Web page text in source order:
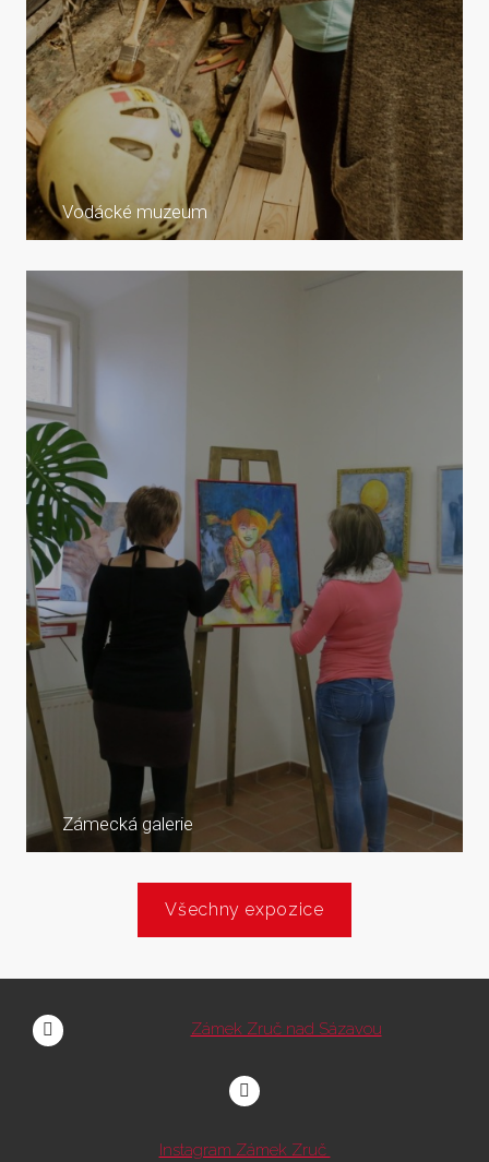
Vodácké muzeum
Zámecká galerie
Všechny expozice
Zámek Zruč nad Sázavou
Instagram Zámek Zruč